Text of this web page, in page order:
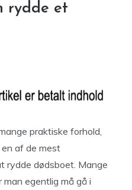
rydde et
praktiske forhold,
af de mest
rydde dødsboet. Mange
egentlig må gå i